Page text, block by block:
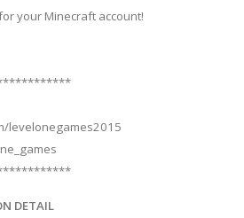
your Minecraft account!
levelonegames2015
DETAIL